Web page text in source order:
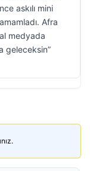
askılı mini
Afra
medyada
geleceksin”